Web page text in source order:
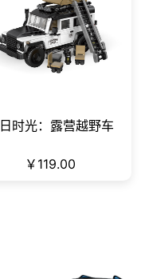
时光：露营越野车
￥119.00